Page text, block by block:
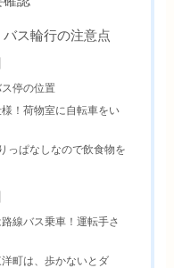
ス輪行の注意点
停の位置
！荷物室に自転車をい
っぱなしなので飲食物を
線バス乗車！運転手さ
町は、歩かないとダ